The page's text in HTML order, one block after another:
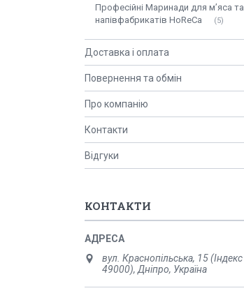
Професійні Маринади для м’яса та
напівфабрикатів HoReCa
5
Доставка і оплата
Повернення та обмін
Про компанію
Контакти
Відгуки
КОНТАКТИ
вул. Краснопільська, 15 (Індекс
49000), Дніпро, Україна